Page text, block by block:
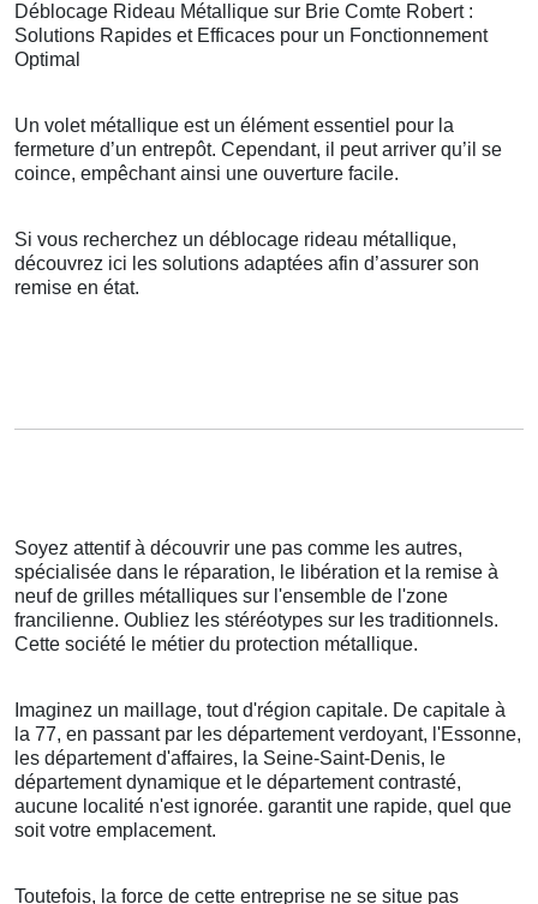
Déblocage Rideau Métallique sur Brie Comte Robert :
Solutions Rapides et Efficaces pour un Fonctionnement
Optimal
Un volet métallique est un élément essentiel pour la
fermeture d’un entrepôt. Cependant, il peut arriver qu’il se
coince, empêchant ainsi une ouverture facile.
Si vous recherchez un déblocage rideau métallique,
découvrez ici les solutions adaptées afin d’assurer son
remise en état.
Soyez attentif à découvrir une pas comme les autres,
spécialisée dans le réparation, le libération et la remise à
neuf de grilles métalliques sur l'ensemble de l'zone
francilienne. Oubliez les stéréotypes sur les traditionnels.
Cette société le métier du protection métallique.
Imaginez un maillage, tout d'région capitale. De capitale à
la 77, en passant par les département verdoyant, l'Essonne,
les département d'affaires, la Seine-Saint-Denis, le
département dynamique et le département contrasté,
aucune localité n'est ignorée. garantit une rapide, quel que
soit votre emplacement.
Toutefois, la force de cette entreprise ne se situe pas